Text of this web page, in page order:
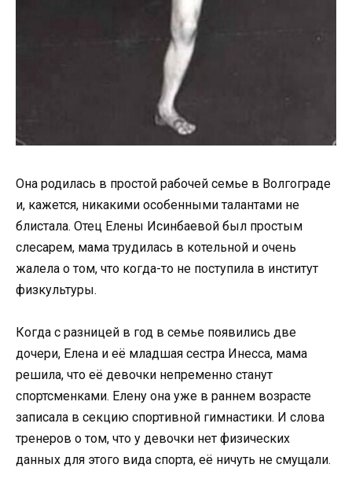
Она родилась в простой рабочей семье в Волгограде
и, кажется, никакими особенными талантами не
блистала. Отец Елены Исинбаевой был простым
слесарем, мама трудилась в котельной и очень
жалела о том, что когда-то не поступила в институт
физкультуры.
Когда с разницей в год в семье появились две
дочери, Елена и её младшая сестра Инесса, мама
решила, что её девочки непременно станут
спортсменками. Елену она уже в раннем возрасте
записала в секцию спортивной гимнастики. И слова
тренеров о том, что у девочки нет физических
данных для этого вида спорта, её ничуть не смущали.